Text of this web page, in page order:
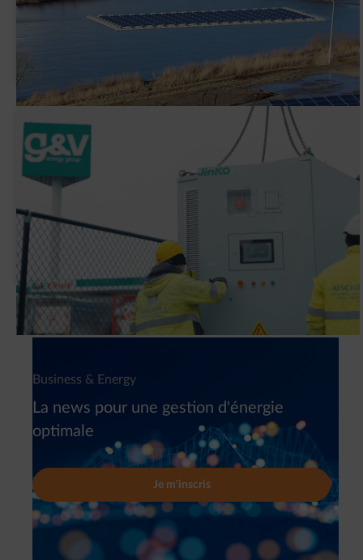
AVK Plastics signe un contrat PPA avec
Pourquoi G&V a-t-elle installé un système
de batteries intelligent (BESS) ?
Newsletter
Business & Energy
La news pour une gestion d'énergie
optimale
Je m'inscris